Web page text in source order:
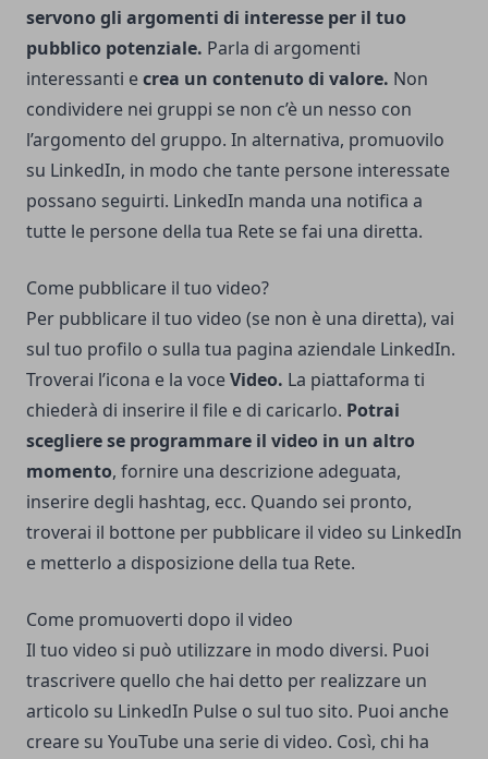
servono gli argomenti di interesse per il tuo
pubblico potenziale. Parla di argomenti
interessanti ecrea un contenuto di valore. Non
condividere nei gruppi se non c’è un nesso con
l’argomento del gruppo. In alternativa, promuovilo
su LinkedIn, in modo che tante persone interessate
possano seguirti. LinkedIn manda una notifica a
tutte le persone della tua Rete se fai una diretta.
Come pubblicare il tuo video?
Per pubblicare il tuo video (se non è una diretta), vai
sul tuo profilo o sulla tua pagina aziendale LinkedIn.
Troverai l’icona e la voceVideo. La piattaforma ti
chiederà di inserire il file e di caricarlo. Potrai
scegliere se programmare il video in un altro
momento, fornire una descrizione adeguata,
inserire degli hashtag, ecc. Quando sei pronto,
troverai il bottone per pubblicare il video su LinkedIn
e metterlo a disposizione della tua Rete.
Come promuoverti dopo il video
Il tuo video si può utilizzare in modo diversi. Puoi
trascrivere quello che hai detto per realizzare un
articolo su LinkedIn Pulse o sul tuo sito. Puoi anche
creare su YouTube una serie di video. Così, chi ha